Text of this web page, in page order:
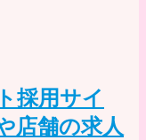
採用サイ
店舗の求人